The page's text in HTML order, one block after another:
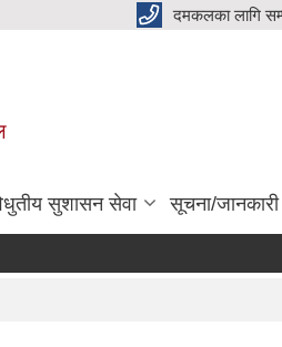
दमकलका लागि
सुशासन सेवा सूचना/जानकारी